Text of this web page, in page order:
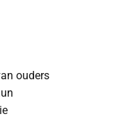
ouders